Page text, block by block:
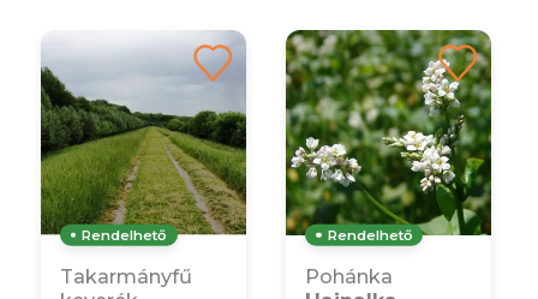
Rendelhető
Takarmányfű
Rendelhető
Pohánka